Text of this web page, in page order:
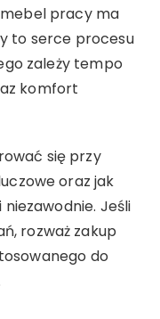
pracy ma
to serce procesu
zależy tempo
komfort
się przy
oraz jak
niezawodnie. Jeśli
rozważ zakup
do